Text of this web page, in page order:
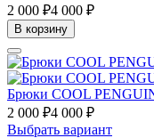
2 000 ₽4 000 ₽
В корзину
Брюки COOL
2 000 ₽4 000 ₽
Выбрать вариант